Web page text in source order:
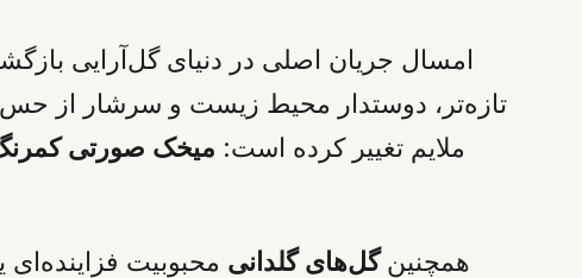
امسال جریان اصلی در دنیای گل‌آرایی
تازه‌تر، دوستدار محیط زیست و سرشار از
ملایم تغییر کرده است: میخک صورتی
همچنینگل‌های گلدانی محبوبیت فزاینده‌ای